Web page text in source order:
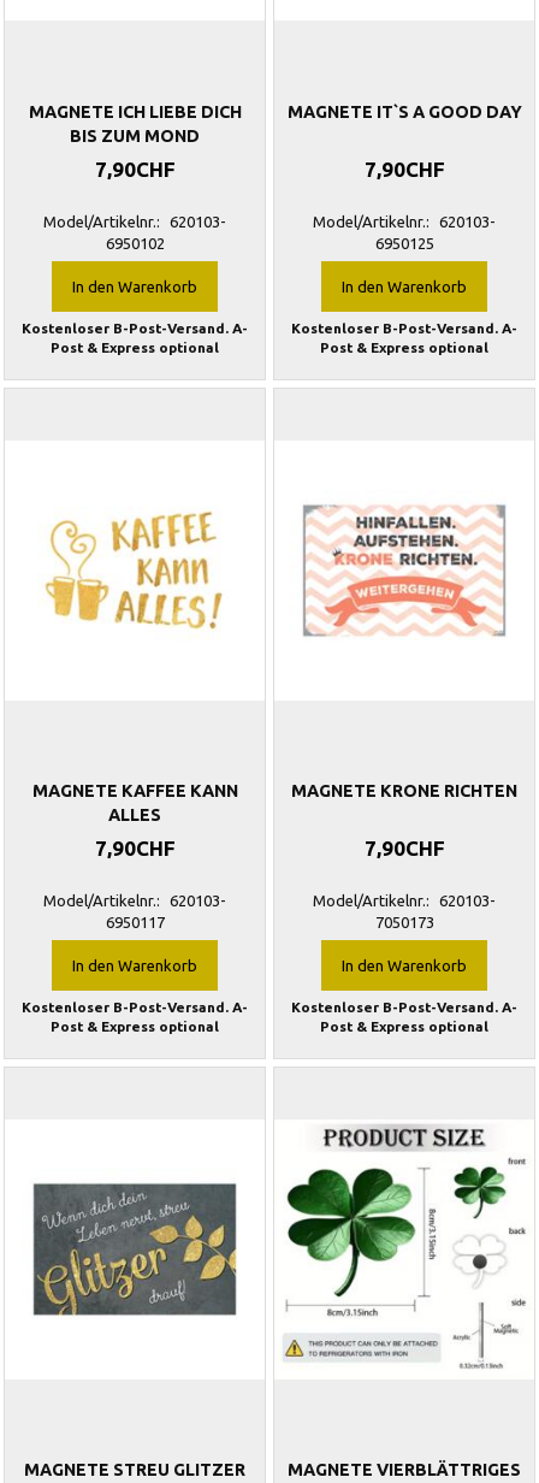
MAGNETE ICH LIEBE DICH
BIS ZUM MOND
7,90CHF
Model/Artikelnr.:
620103-
6950102
In den Warenkorb
Kostenloser B-Post-Versand. A-
Post & Express optional
MAGNETE IT`S A GOOD DAY
7,90CHF
Model/Artikelnr.:
620103-
6950125
In den Warenkorb
Kostenloser B-Post-Versand. A-
Post & Express optional
MAGNETE KAFFEE KANN
ALLES
7,90CHF
Model/Artikelnr.:
620103-
6950117
In den Warenkorb
Kostenloser B-Post-Versand. A-
Post & Express optional
MAGNETE KRONE RICHTEN
7,90CHF
Model/Artikelnr.:
620103-
7050173
In den Warenkorb
Kostenloser B-Post-Versand. A-
Post & Express optional
MAGNETE STREU GLITZER
MAGNETE VIERBLÄTTRIGES